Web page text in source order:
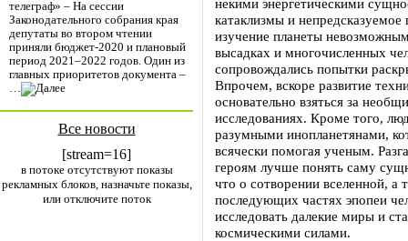
телеграф» – На сессии
Законодательного собрания края
депутаты во втором чтении
приняли бюджет-2020 и плановый
период 2021–2022 годов. Один из
главных приоритетов документа –
…
Все новости
[stream=16]
в потоке отсутствуют показы
рекламных блоков, назначьте показы,
или отключите поток
некими энергетическими
катаклизмы и
изучение планеты
высадках и многочисленных
сопровождались попытки
Впрочем, вскоре развитие
основательно взяться за
исследованиях. Кроме того,
разумными инопланетянами,
всячески помогая ученым.
героям лучше понять саму
что о сотворении вселенной, а
последующих частях эпопеи
исследовать далекие миры и
космическими силами.